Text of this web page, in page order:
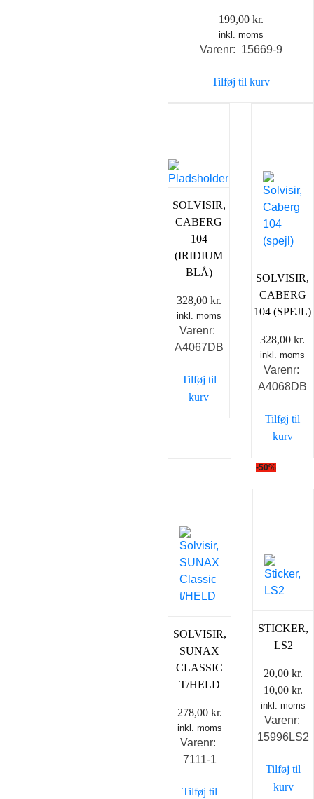
199,00 kr.
inkl. moms
Varenr: 15669-9
Tilføj til kurv
SOLVISIR,
CABERG
104
(IRIDIUM
BLÅ)
328,00 kr.
inkl. moms
Varenr:
A4067DB
Tilføj til
kurv
SOLVISIR,
CABERG
104 (SPEJL)
328,00 kr.
inkl. moms
Varenr:
A4068DB
Tilføj til
kurv
SOLVISIR,
SUNAX
CLASSIC
T/HELD
278,00 kr.
inkl. moms
Varenr:
7111-1
Tilføj til
-50%
STICKER,
LS2
20,00kr.
Den
pris
var:
10,00 kr.
er:
inkl. moms
Varenr:
15996LS2
Tilføj til
kurv